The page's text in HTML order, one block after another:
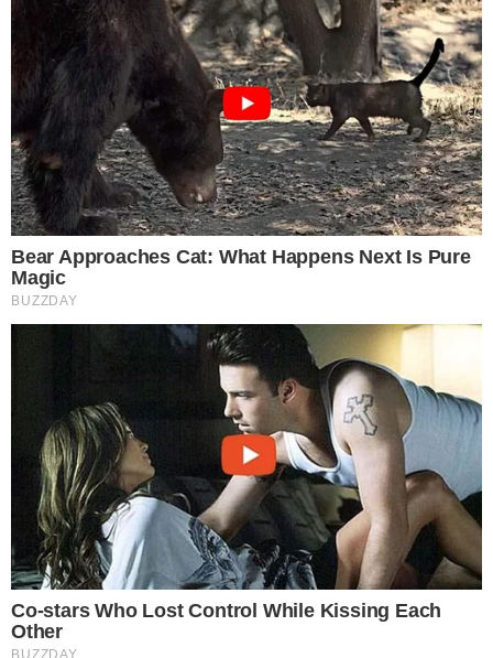
แม้จะเป็นความเชื่อที่สืบทอดต่อกันมาตั้งแต่โบราณกาล แต่ก็เป็น
ความเชื่อที่ทุกคนยึดถือปฏิบัติกันมาโดยตลอด หากใครไม่มีความ
เชื่อในเรื่องนี้ ก็ให้มองอ ย่ า งมีเหตุผลว่า แต่ละสิ่งที่แนะนำให้ทำ ต่าง
ส่งผลดีแก่ชีวิตด้วยกันทั้งนั้น ซึ่งจะเป็นผลที่เห็นได้ชัดเจนในชีวิตจริง
เป็นสิ่งที่คนแก่ฝากเอาไว้ ให้เป็นคำสอนในการใช้ชีวิตได้อ ย่ า งราบ
รื่น มีแต่ผู้คนรักใคร่เอ็นดู และรู้จักเห็นคุณค่าในสิ่งต่างๆที่เกิดขึ้น
รวมถึงสิ่งที่มีอยู่ ไม่ว่าจะมากจะน้อย นั่นก็เป็นสิ่งที่เกิดขึ้นกับชีวิตคุณ